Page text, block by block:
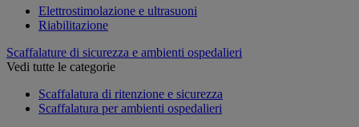
Elettrostimolazione e ultrasuoni
Riabilitazione
Scaffalature di sicurezza e ambienti ospedalieri
Vedi tutte le categorie
Scaffalatura di ritenzione e sicurezza
Scaffalatura per ambienti ospedalieri